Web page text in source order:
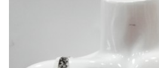
Prendas